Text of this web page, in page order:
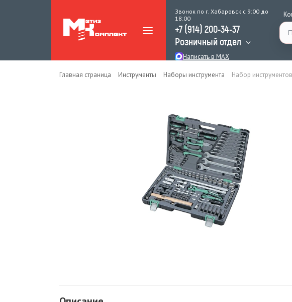
Звонок по г. Хабаровск с 9:00 до
18:00
+7 (914) 200-34-37
Розничный отдел
Написать в MAX
Главная страница Инструменты Наборы инструмента Набор